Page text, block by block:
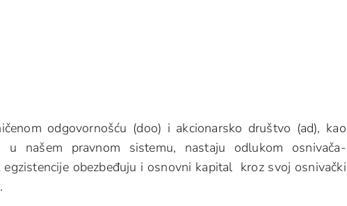
odgovornošću (doo) i akcionarsko društvo (ad), kao
u našem pravnom sistemu, nastaju odlukom osnivača-
egzistencije obezbeđuju i osnovni kapital kroz svoj osnivački